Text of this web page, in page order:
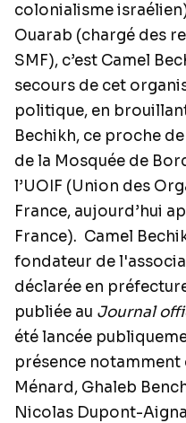
colonialisme
Ouarab (chargé des
SMF), c’est Camel
secours de cet
politique, en
Bechikh, ce proche
de la Mosquée de
l’UOIF (Union des
France, aujourd’hui
France). Camel
fondateur de
déclarée en
publiée au Journal
été lancée
présence notamment
Ménard, Ghaleb
Nicolas Dupont-